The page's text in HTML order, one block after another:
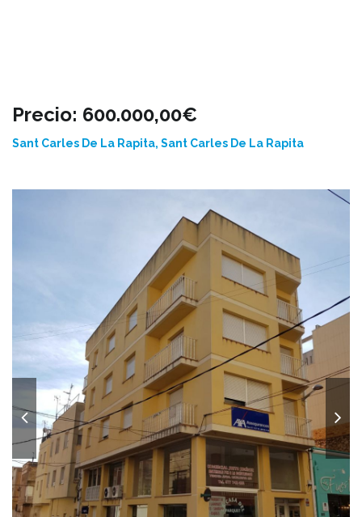
Precio: 600.000,00€
Sant Carles De La Rapita, Sant Carles De La Rapita